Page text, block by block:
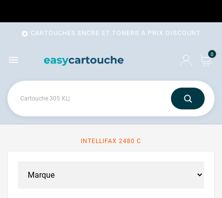
 CARTOUCHES ENCRE ET TONERS A PRIX DISCOUNT
 0
INTELLIFAX 2480 C